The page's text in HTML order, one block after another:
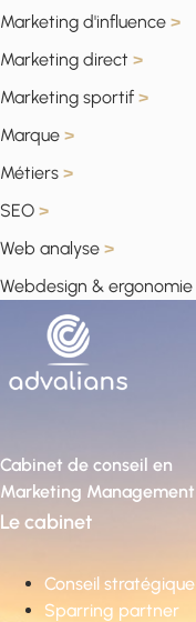
Marketing d'influence >
Marketing direct >
Marketing sportif >
Marque >
Métiers >
SEO >
Web analyse >
Webdesign & ergonomie
Cabinet de conseil en
Marketing Management
Le cabinet
Conseil stratégique
Sparring partner